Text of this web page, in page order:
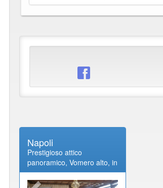
Napoli
Prestigioso attico
panoramico, Vomero alto, in
prossimità della stazione
della metropolitana